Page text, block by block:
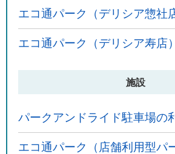
エコ通パーク（デリシア惣社
エコ通パーク（デリシア寿店）
施設
パークアンドライド駐車場の
エコ通パーク（店舗利用型パ